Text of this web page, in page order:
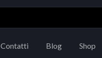
Contatti Blog Shop